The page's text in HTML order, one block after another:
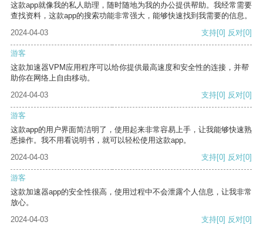
这款app就像我的私人助理，随时随地为我的办公提供帮助。我经常需要
查找资料，这款app的搜索功能非常强大，能够快速找到我需要的信息。
2024-04-03
支持[0] 反对[0]
游客
这款加速器VPM应用程序可以给你提供最高速度和安全性的连接，并帮
助你在网络上自由移动。
2024-04-03
支持[0] 反对[0]
游客
这款app的用户界面简洁明了，使用起来非常容易上手，让我能够快速熟
悉操作。我不用看说明书，就可以轻松使用这款app。
2024-04-03
支持[0] 反对[0]
游客
这款加速器app的安全性很高，使用过程中不会泄露个人信息，让我非常
放心。
2024-04-03
支持[0] 反对[0]